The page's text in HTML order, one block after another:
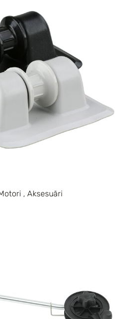
, Aksesuāri